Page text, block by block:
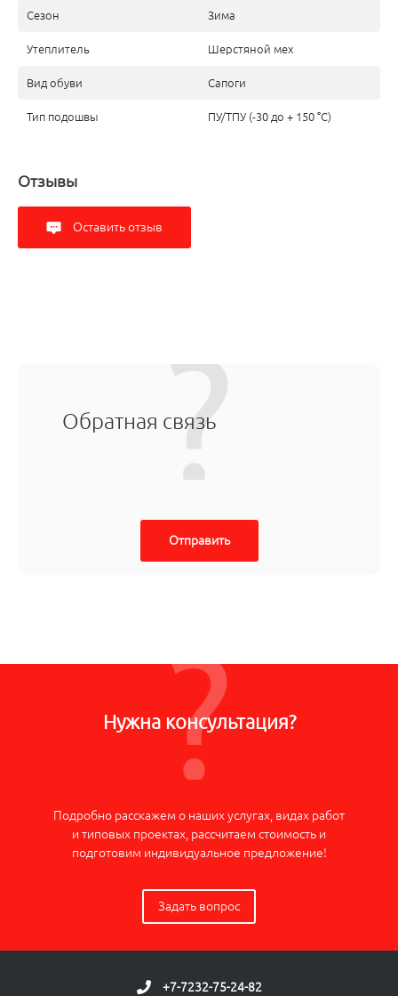
Сезон Зима
Утеплитель Шерстяной мех
Вид обуви Сапоги
Тип подошвы ПУ/ТПУ (-30 до + 150 °С)
Отзывы
Оставить отзыв
Обратная связь
Отправить
Нужна консультация?
Подробно расскажем о наших услугах, видах работ
и типовых проектах, рассчитаем стоимость и
подготовим индивидуальное предложение!
Задать вопрос
+7-7232-75-24-82